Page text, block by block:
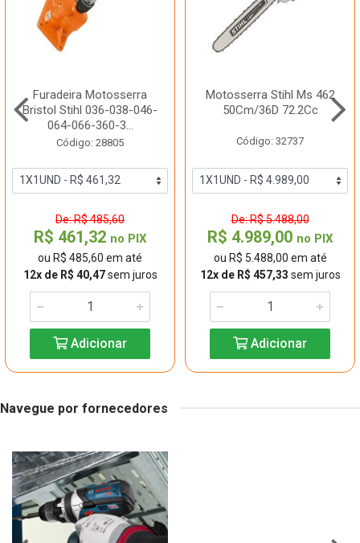
Furadeira Motosserra
Bristol Stihl 036-038-046-
064-066-360-3...
Código: 28805
De: R$ 485,60
R$ 461,32 no PIX
ou R$ 485,60 em até
12x de R$ 40,47sem juros
Adicionar
Motosserra Stihl Ms 462
50Cm/36D 72.2Cc
Código: 32737
De: R$ 5.488,00
R$ 4.989,00 no PIX
ou R$ 5.488,00 em até
12x de R$ 457,33 sem juros
Adicionar
Navegue por fornecedores